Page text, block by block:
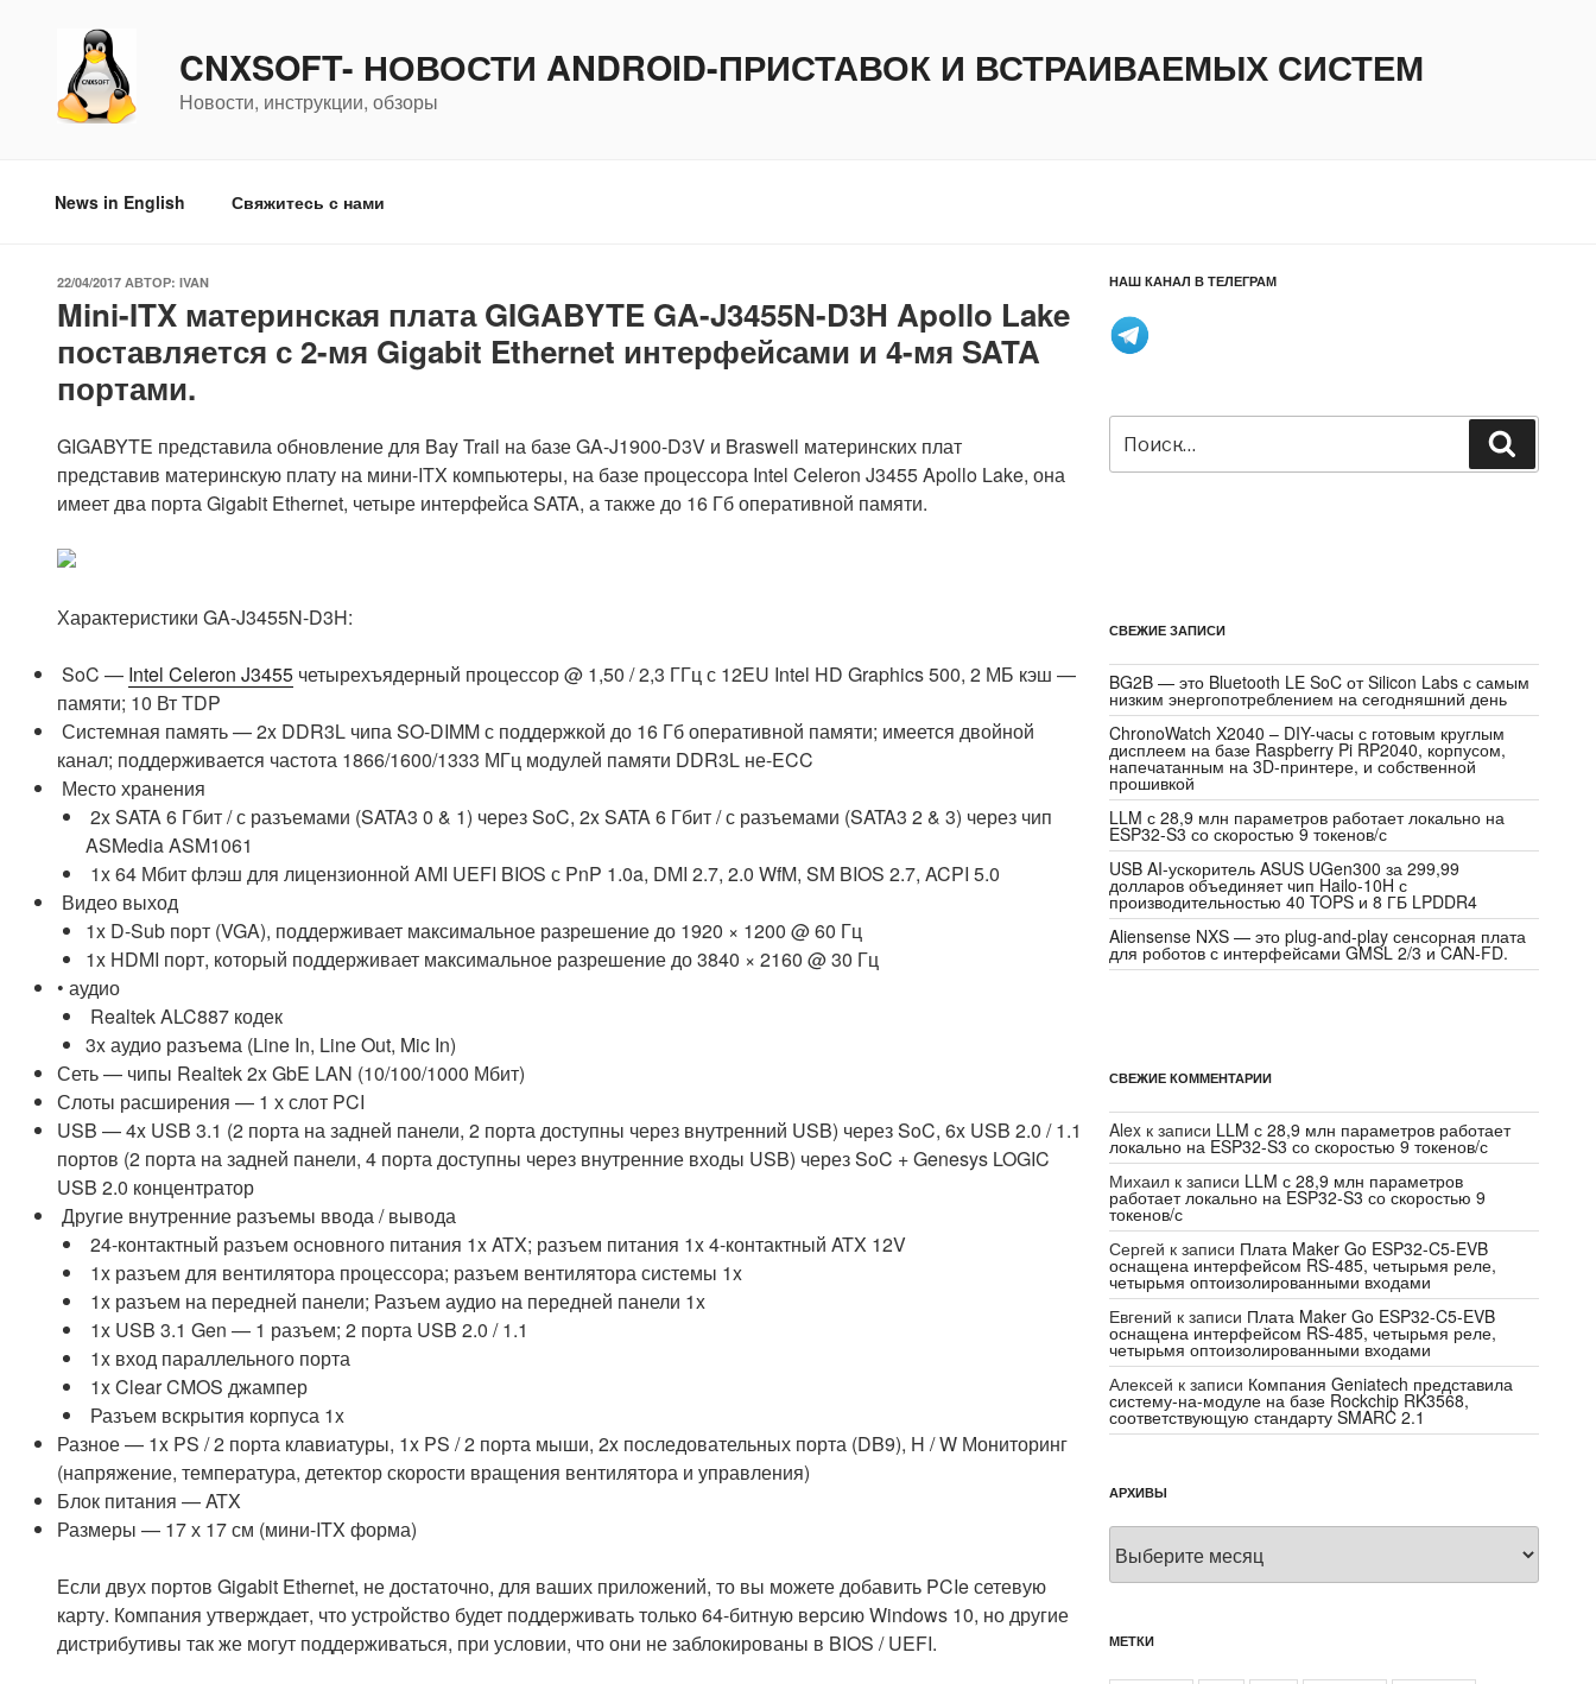
содержимому
CNXSOFT- НОВОСТИ ANDROID-ПРИСТАВОК И ВСТРАИВАЕМЫХ СИСТЕМ
Новости, инструкции, обзоры
News in English Свяжитесь с нами
ОПУБЛИКОВАНО
22/04/2017 АВТОР: IVAN
Mini-ITX материнская плата GIGABYTE GA-J3455N-D3H Apollo Lake
поставляется с 2-мя Gigabit Ethernet интерфейсами и 4-мя SATA
портами.
GIGABYTE представила обновление для Bay Trail на базе GA-J1900-D3V и Braswell материнских плат
представив материнскую плату на мини-ITX компьютеры, на базе процессора Intel Celeron J3455 Apollo Lake, она
имеет два порта Gigabit Ethernet, четыре интерфейса SATA, а также до 16 Гб оперативной памяти.
Характеристики GA-J3455N-D3H:
SoC — Intel Celeron J3455 четырехъядерный процессор @ 1,50 / 2,3 ГГц с 12EU Intel HD Graphics 500, 2 МБ кэш —
памяти; 10 Вт TDP
Системная память — 2x DDR3L чипа SO-DIMM с поддержкой до 16 Гб оперативной памяти; имеется двойной
канал; поддерживается частота 1866/1600/1333 МГц модулей памяти DDR3L не-ECC
Место хранения
2x SATA 6 Гбит / с разъемами (SATA3 0 & 1) через SoC, 2x SATA 6 Гбит / с разъемами (SATA3 2 & 3) через чип
ASMedia ASM1061
1x 64 Мбит флэш для лицензионной AMI UEFI BIOS с PnP 1.0a, DMI 2.7, 2.0 WfM, SM BIOS 2.7, ACPI 5.0
Видео выход
1x D-Sub порт (VGA), поддерживает максимальное разрешение до 1920 × 1200 @ 60 Гц
1x HDMI порт, который поддерживает максимальное разрешение до 3840 × 2160 @ 30 Гц
• аудио
Realtek ALC887 кодек
3x аудио разъема (Line In, Line Out, Mic In)
Сеть — чипы Realtek 2x GbE LAN (10/100/1000 Мбит)
Слоты расширения — 1 х слот PCI
USB — 4x USB 3.1 (2 порта на задней панели, 2 порта доступны через внутренний USB) через SoC, 6x USB 2.0 / 1.1
портов (2 порта на задней панели, 4 порта доступны через внутренние входы USB) через SoC + Genesys LOGIC
USB 2.0 концентратор
Другие внутренние разъемы ввода / вывода
24-контактный разъем основного питания 1x ATX; разъем питания 1x 4-контактный ATX 12V
1x разъем для вентилятора процессора; разъем вентилятора системы 1x
1x разъем на передней панели; Разъем аудио на передней панели 1x
1x USB 3.1 Gen — 1 разъем; 2 порта USB 2.0 / 1.1
1x вход параллельного порта
1x Clear CMOS джампер
Разъем вскрытия корпуса 1x
Разное — 1x PS / 2 порта клавиатуры, 1x PS / 2 порта мыши, 2x последовательных порта (DB9), H / W Мониторинг
(напряжение, температура, детектор скорости вращения вентилятора и управления)
Блок питания — ATX
Размеры — 17 х 17 см (мини-ITX форма)
Если двух портов Gigabit Ethernet, не достаточно, для ваших приложений, то вы можете добавить PCIe сетевую
карту. Компания утверждает, что устройство будет поддерживать только 64-битную версию Windows 10, но другие
дистрибутивы так же могут поддерживаться, при условии, что они не заблокированы в BIOS / UEFI.
НАШ КАНАЛ В ТЕЛЕГРАМ
Искать:
СВЕЖИЕ ЗАПИСИ
BG2B — это Bluetooth LE SoC от Silicon Labs с самым
низким энергопотреблением на сегодняшний день
ChronoWatch X2040 – DIY-часы с готовым круглым
дисплеем на базе Raspberry Pi RP2040, корпусом,
напечатанным на 3D-принтере, и собственной
прошивкой
LLM с 28,9 млн параметров работает локально на
ESP32-S3 со скоростью 9 токенов/с
USB AI-ускоритель ASUS UGen300 за 299,99
долларов объединяет чип Hailo-10H с
производительностью 40 TOPS и 8 ГБ LPDDR4
Aliensense NXS — это plug-and-play сенсорная плата
для роботов с интерфейсами GMSL 2/3 и CAN-FD.
СВЕЖИЕ КОММЕНТАРИИ
Alex к записи LLM с 28,9 млн параметров работает
локально на ESP32-S3 со скоростью 9 токенов/с
Михаил к записи LLM с 28,9 млн параметров
работает локально на ESP32-S3 со скоростью 9
токенов/с
Сергей к записи Плата Maker Go ESP32-C5-EVB
оснащена интерфейсом RS-485, четырьмя реле,
четырьмя оптоизолированными входами
Евгений к записи Плата Maker Go ESP32-C5-EVB
оснащена интерфейсом RS-485, четырьмя реле,
четырьмя оптоизолированными входами
Алексей к записи Компания Geniatech представила
систему-на-модуле на базе Rockchip RK3568,
соответствующую стандарту SMARC 2.1
АРХИВЫ
Архивы
МЕТКИ